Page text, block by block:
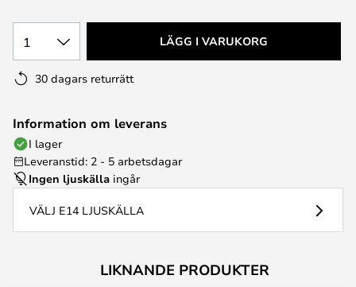
1 LÄGG I VARUKORG
30 dagars returrätt
Information om leverans
I lager
Leveranstid: 2 - 5 arbetsdagar
Ingen ljuskälla ingår
VÄLJ E14 LJUSKÄLLA
LIKNANDE PRODUKTER